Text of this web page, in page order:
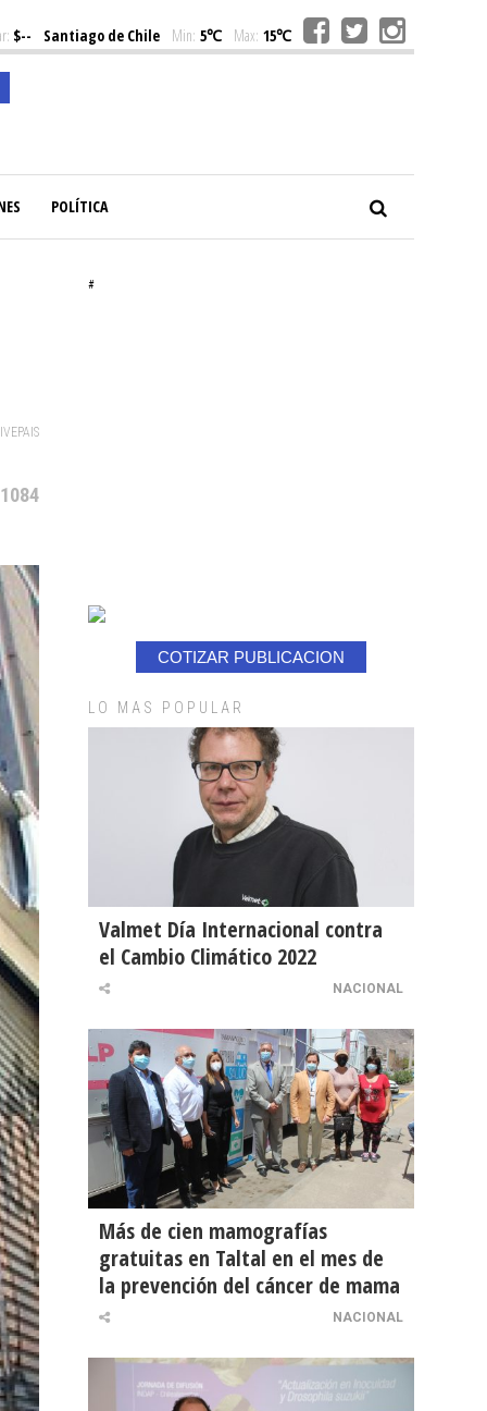
$-- Santiago de Chile Min: 5℃ Max: 15℃
POLÍTICA
#
COTIZAR PUBLICACION
LO MAS POPULAR
Valmet Día Internacional contra
el Cambio Climático 2022
NACIONAL
Más de cien mamografías
gratuitas en Taltal en el mes de
la prevención del cáncer de mama
NACIONAL